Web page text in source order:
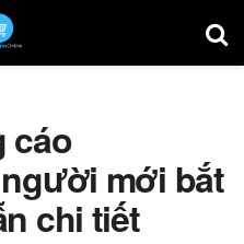
cáo
mới bắt
chi tiết